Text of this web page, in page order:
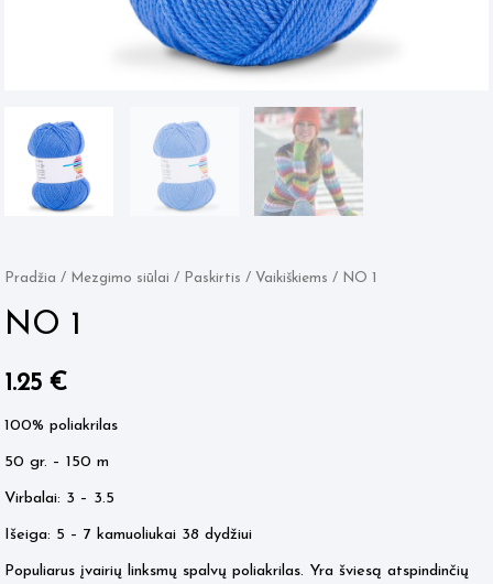
Pradžia / Mezgimo siūlai / Paskirtis / Vaikiškiems / NO 1
NO 1
1.25 €
100% poliakrilas
50 gr. – 150 m
Virbalai: 3 – 3.5
Išeiga: 5 – 7 kamuoliukai 38 dydžiui
Populiarus įvairių linksmų spalvų poliakrilas. Yra šviesą atspindinčių